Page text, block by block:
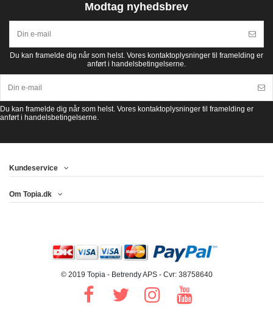
Modtag nyhedsbrev
Du kan framelde dig når som helst. Vores kontaktoplysninger til framelding er
anført i handelsbetingelserne.
Du kan framelde dig når som helst. Vores kontaktoplysninger til framelding er
anført i handelsbetingelserne.
Kundeservice
Om Topia.dk
© 2019 Topia - Betrendy APS - Cvr: 38758640